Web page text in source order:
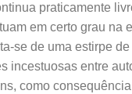
praticamente
em certo grau na
se de uma estirpe
incestuosas entre
como